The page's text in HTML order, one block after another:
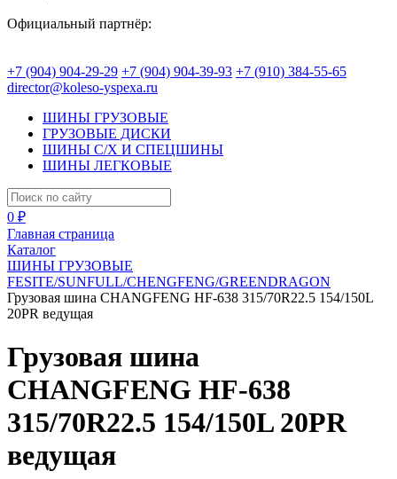
Официальный партнёр:
+7 (904) 904-29-29 +7 (904) 904-39-93 +7 (910) 384-55-65
director@koleso-yspexa.ru
ШИНЫ ГРУЗОВЫЕ
ГРУЗОВЫЕ ДИСКИ
ШИНЫ С/Х И СПЕЦШИНЫ
ШИНЫ ЛЕГКОВЫЕ
0 ₽
Главная страница
Каталог
ШИНЫ ГРУЗОВЫЕ
FESITE/SUNFULL/CHENGFENG/GREENDRAGON
Грузовая шина CHANGFENG HF-638 315/70R22.5 154/150L
20PR ведущая
Грузовая шина
CHANGFENG HF-638
315/70R22.5 154/150L 20PR
ведущая